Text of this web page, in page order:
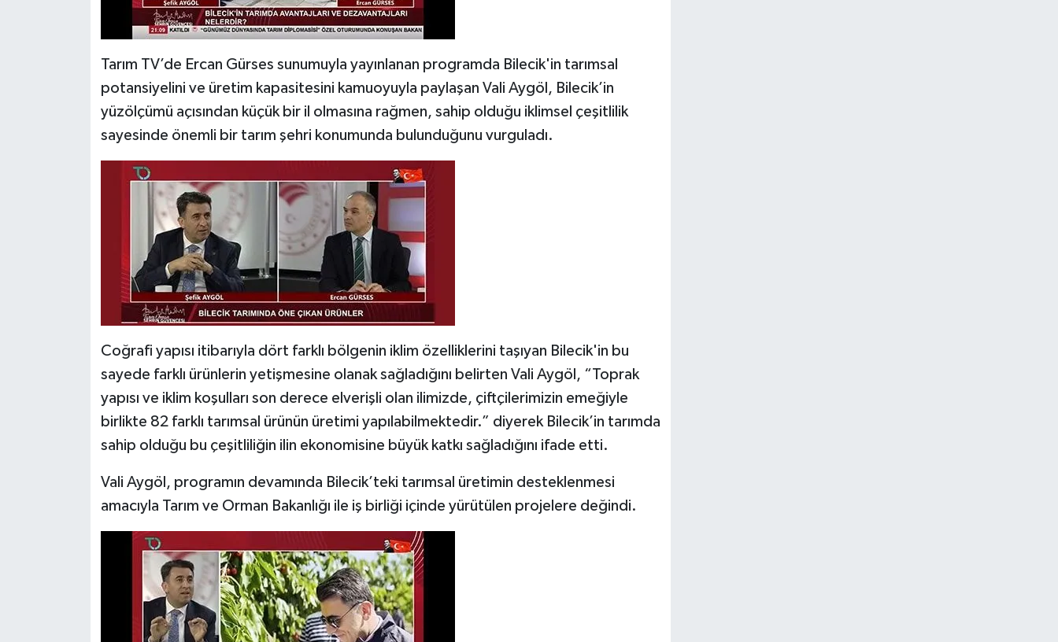
Tarım TV’de Ercan Gürses sunumuyla yayınlanan programda Bilecik'in tarımsal
potansiyelini ve üretim kapasitesini kamuoyuyla paylaşan Vali Aygöl, Bilecik’in
yüzölçümü açısından küçük bir il olmasına rağmen, sahip olduğu iklimsel çeşitlilik
sayesinde önemli bir tarım şehri konumunda bulunduğunu vurguladı.
Coğrafi yapısı itibarıyla dört farklı bölgenin iklim özelliklerini taşıyan Bilecik'in bu
sayede farklı ürünlerin yetişmesine olanak sağladığını belirten Vali Aygöl, “Toprak
yapısı ve iklim koşulları son derece elverişli olan ilimizde, çiftçilerimizin emeğiyle
birlikte 82 farklı tarımsal ürünün üretimi yapılabilmektedir.” diyerek Bilecik’in tarımda
sahip olduğu bu çeşitliliğin ilin ekonomisine büyük katkı sağladığını ifade etti.
Vali Aygöl, programın devamında Bilecik’teki tarımsal üretimin desteklenmesi
amacıyla Tarım ve Orman Bakanlığı ile iş birliği içinde yürütülen projelere değindi.